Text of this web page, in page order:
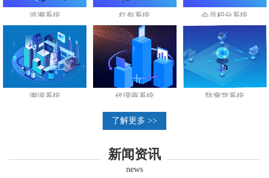
追溯系统 红包系统 会员积分系统
溯源系统 代理商系统 防窜货系统
了解更多 >>
新闻资讯
news